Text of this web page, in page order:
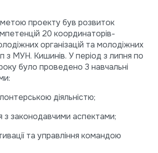
проекту був розвиток
20 координаторів-
організацій та молодіжних
з МУН. Кишинів. У період з липня по
було проведено 3 навчальні
діяльністю;
законодавчими аспектами;
та управління командою